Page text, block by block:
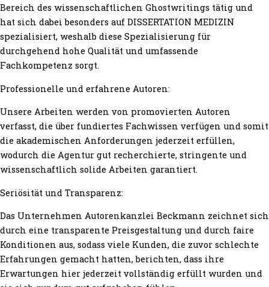
Bereich des wissenschaftlichen Ghostwritings tätig und
hat sich dabei besonders auf DISSERTATION MEDIZIN
spezialisiert, weshalb diese Spezialisierung für
durchgehend hohe Qualität und umfassende
Fachkompetenz sorgt.
Professionelle und erfahrene Autoren:
Unsere Arbeiten werden von promovierten Autoren
verfasst, die über fundiertes Fachwissen verfügen und somit
die akademischen Anforderungen jederzeit erfüllen,
wodurch die Agentur gut recherchierte, stringente und
wissenschaftlich solide Arbeiten garantiert.
Seriösität und Transparenz:
Das Unternehmen Autorenkanzlei Beckmann zeichnet sich
durch eine transparente Preisgestaltung und durch faire
Konditionen aus, sodass viele Kunden, die zuvor schlechte
Erfahrungen gemacht hatten, berichten, dass ihre
Erwartungen hier jederzeit vollständig erfüllt wurden und